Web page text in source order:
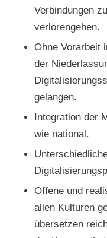
Verbindungen
verlorengehen.
Ohne Vorarbeit
der
gelangen.
Integration der
wie national.
Offene und
allen Kulturen
übersetzen